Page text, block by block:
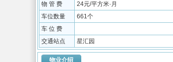
物 管 费
24元/平方米·月
车位数量
661个
车 位 费
交通站点
星汇园
物业介绍